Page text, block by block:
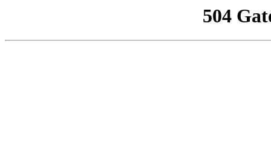
504